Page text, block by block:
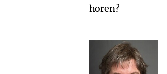
horen?